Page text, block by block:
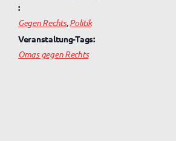
:
Gegen Rechts,Politik
Veranstaltung-Tags:
Omas gegen Rechts